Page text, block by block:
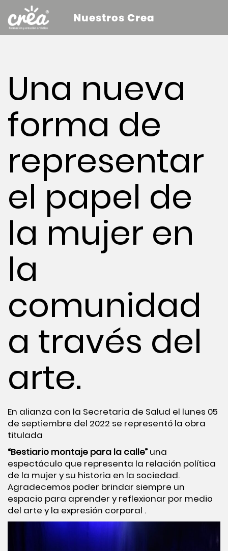
Nuestros Crea
Una nueva
forma de
representar
el papel de
la mujer en
la
comunidad
a través del
arte.
En alianza con la Secretaria de Salud el lunes 05
de septiembre del 2022 se representó la obra
titulada
“Bestiario montaje para la calle”una
espectáculo que representa la relación política
de la mujer y su historia en la sociedad.
Agradecemos poder brindar siempre un
espacio para aprender y reflexionar por medio
del arte y la expresión corporal .